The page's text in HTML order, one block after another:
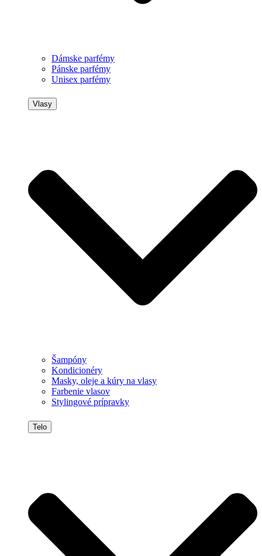
Dámske parfémy
Pánske parfémy
Unisex parfémy
Vlasy
Šampóny
Kondicionéry
Masky, oleje a kúry na vlasy
Farbenie vlasov
Stylingové prípravky
Telo